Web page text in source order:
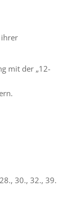
mit der „12-
30., 32., 39.